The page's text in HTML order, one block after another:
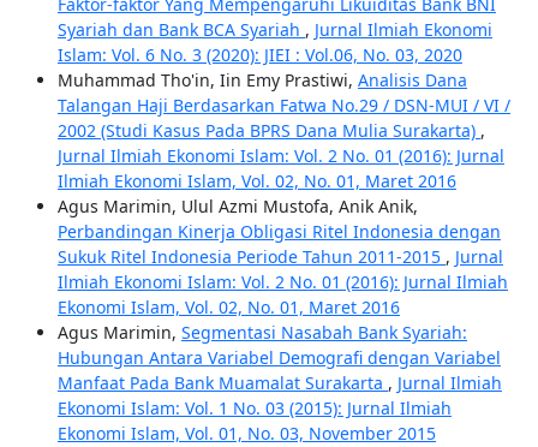
Syariah dan Bank BCA Syariah , Jurnal Ilmiah Ekonomi
Islam: Vol. 6 No. 3 (2020): JIEI : Vol.06, No. 03, 2020
Muhammad Tho'in, Iin Emy Prastiwi, Analisis Dana
Talangan Haji Berdasarkan Fatwa No.29 / DSN-MUI / VI /
2002 (Studi Kasus Pada BPRS Dana Mulia Surakarta) ,
Jurnal Ilmiah Ekonomi Islam: Vol. 2 No. 01 (2016): Jurnal
Ilmiah Ekonomi Islam, Vol. 02, No. 01, Maret 2016
Agus Marimin, Ulul Azmi Mustofa, Anik Anik,
Perbandingan Kinerja Obligasi Ritel Indonesia dengan
Sukuk Ritel Indonesia Periode Tahun 2011-2015 , Jurnal
Ilmiah Ekonomi Islam: Vol. 2 No. 01 (2016): Jurnal Ilmiah
Ekonomi Islam, Vol. 02, No. 01, Maret 2016
Agus Marimin, Segmentasi Nasabah Bank Syariah:
Hubungan Antara Variabel Demografi dengan Variabel
Manfaat Pada Bank Muamalat Surakarta , Jurnal Ilmiah
Ekonomi Islam: Vol. 1 No. 03 (2015): Jurnal Ilmiah
Ekonomi Islam, Vol. 01, No. 03, November 2015